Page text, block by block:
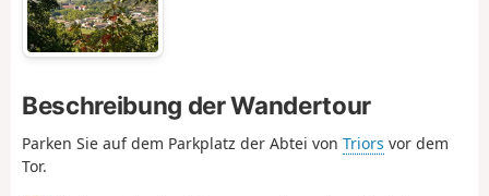
Beschreibung der Wandertour
Parken Sie auf dem Parkplatz der Abtei von Triors vor dem
Tor.